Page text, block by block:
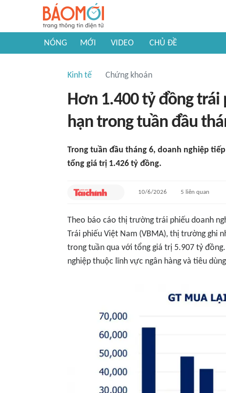
NÓNG MỚI VIDEO CHỦ ĐỀ
Kinh tế Chứng khoán
Hơn 1.400 tỷ đồng
hạn trong tuần đầu
Trong tuần đầu tháng 6, doanh nghiệp
tổng giá trị 1.426 tỷ đồng.
10/6/2026 5 liên quan
Theo báo cáo thị trường trái phiếu doanh
Trái phiếu Việt Nam (VBMA), thị trường ghi
trong tuần qua với tổng giá trị 5.907 tỷ
nghiệp thuộc lĩnh vực ngân hàng và tiêu